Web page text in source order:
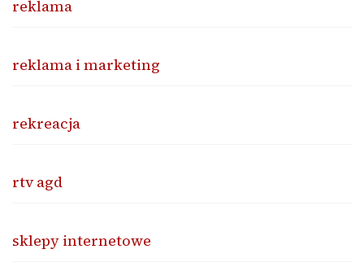
reklama
reklama i marketing
rekreacja
rtv agd
sklepy internetowe